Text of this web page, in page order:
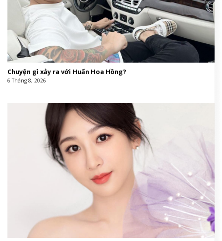
Chuyện gì xảy ra với Huấn Hoa Hồng?
6 Tháng 8, 2026